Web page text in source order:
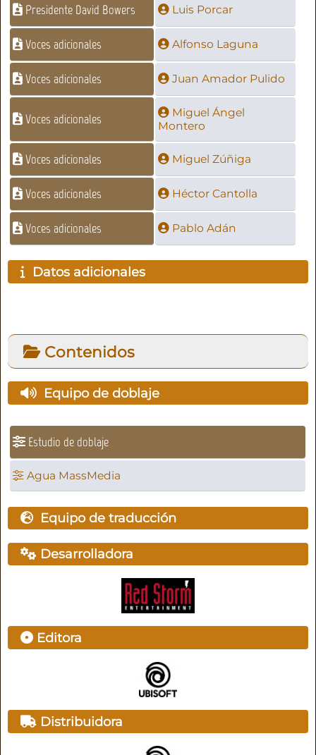
Presidente David Bowers Luis Porcar
Voces adicionales Alfonso Laguna
Voces adicionales Juan Amador Pulido
Voces adicionales
Miguel Ángel
Montero
Voces adicionales Miguel Zúñiga
Voces adicionales Héctor Cantolla
Voces adicionales Pablo Adán
Datos adicionales
Contenidos
Equipo de doblaje
Estudio de doblaje
Agua MassMedia
Equipo de traducción
Desarrolladora
Editora
Distribuidora